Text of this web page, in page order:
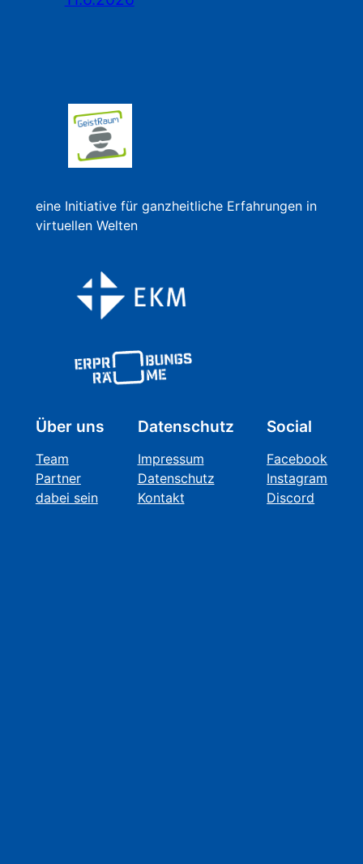
eine Initiative für ganzheitliche Erfahrungen in
virtuellen Welten
Über uns
Team
Partner
dabei sein
Datenschutz
Impressum
Datenschutz
Kontakt
Social
Facebook
Instagram
Discord